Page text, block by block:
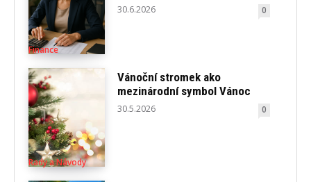
Finance
30.6.2026 0
Rady a Návody
Vánoční stromek ako
mezinárodní symbol Vánoc
30.5.2026 0